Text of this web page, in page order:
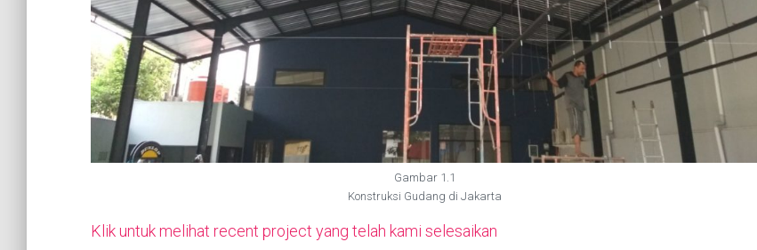
Gambar 1.1
Konstruksi Gudang di Jakarta
Klik untuk melihat recent project yang telah kami selesaikan